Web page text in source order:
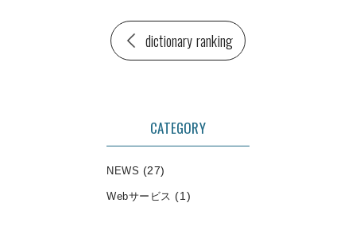
dictionary ranking
CATEGORY
NEWS (27)
Webサービス (1)